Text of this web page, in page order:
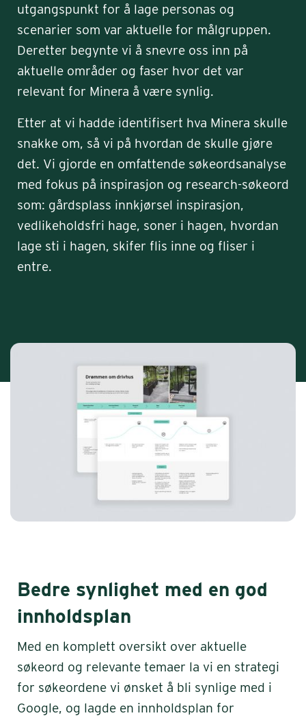
utgangspunkt for å lage personas og
scenarier som var aktuelle for målgruppen.
Deretter begynte vi å snevre oss inn på
aktuelle områder og faser hvor det var
relevant for Minera å være synlig.
Etter at vi hadde identifisert hva Minera skulle
snakke om, så vi på hvordan de skulle gjøre
det. Vi gjorde en omfattende søkeordsanalyse
med fokus på inspirasjon og research-søkeord
som: gårdsplass innkjørsel inspirasjon,
vedlikeholdsfri hage, soner i hagen, hvordan
lage sti i hagen, skifer flis inne og fliser i
entre.
Bedre synlighet med en god
innholdsplan
Med en komplett oversikt over aktuelle
søkeord og relevante temaer la vi en strategi
for søkeordene vi ønsket å bli synlige med i
Google, og lagde en innholdsplan for